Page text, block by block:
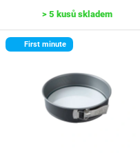
> 5 kusů skladem
First minute